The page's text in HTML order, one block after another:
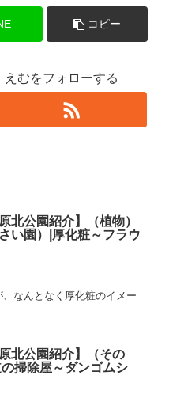
コピー
むをフォローする
北公園紹介】（植物）
さい園）|厚化粧～フラウ
なんとなく厚化粧のイメー
原北公園紹介】（その
掃除屋～ダンゴムシ